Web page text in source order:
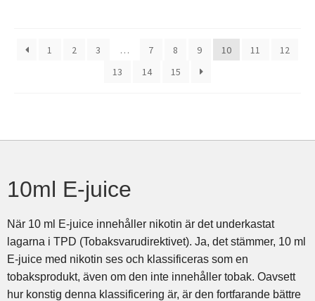
1 2 3 … 7 8 9 10 11
12
13
14 15
10ml E-juice
När 10 ml E-juice innehåller nikotin är det underkastat
lagarna i TPD (Tobaksvarudirektivet). Ja, det stämmer, 10 ml
E-juice med nikotin ses och klassificeras som en
tobaksprodukt, även om den inte innehåller tobak. Oavsett
hur konstig denna klassificering är, är den fortfarande bättre